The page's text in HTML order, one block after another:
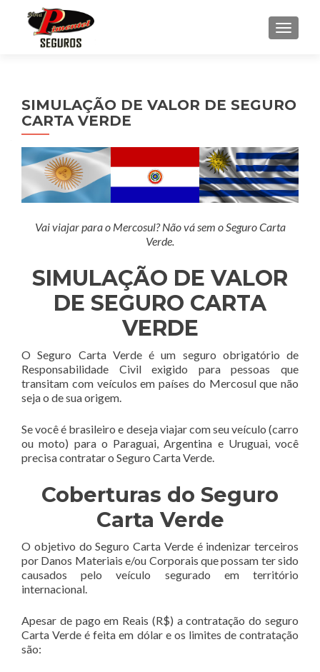
SIMULAÇÃO DE VALOR DE SEGURO
CARTA VERDE
Vai viajar para o Mercosul? Não vá sem o Seguro Carta
Verde.
SIMULAÇÃO DE VALOR
DE SEGURO CARTA
VERDE
O Seguro Carta Verde é um seguro obrigatório de
Responsabilidade Civil exigido para pessoas que
transitam com veículos em países do Mercosul que não
seja o de sua origem.
Se você é brasileiro e deseja viajar com seu veículo (carro
ou moto) para o Paraguai, Argentina e Uruguai, você
precisa contratar o Seguro Carta Verde.
Coberturas do Seguro
Carta Verde
O objetivo do Seguro Carta Verde é indenizar terceiros
por Danos Materiais e/ou Corporais que possam ter sido
causados pelo veículo segurado em território
internacional.
Apesar de pago em Reais (R$) a contratação do seguro
Carta Verde é feita em dólar e os limites de contratação
são: